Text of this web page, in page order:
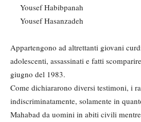
Yousef Habibpanah
Yousef Hasanzadeh
Appartengono ad altrettanti giovani
adolescenti, assassinati e fatti
giugno del 1983.
Come dichiararono diversi testimoni, i
indiscriminatamente, solamente in
Mahabad da uomini in abiti civili